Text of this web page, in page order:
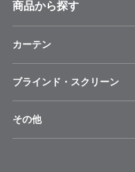
商品から探す
カーテン
ブラインド・スクリーン
その他